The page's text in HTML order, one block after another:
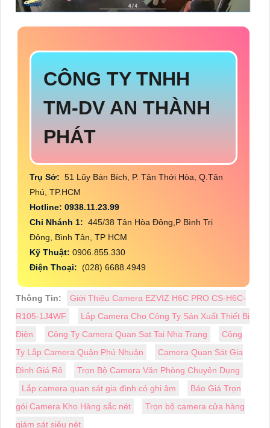
CÔNG TY TNHH
TM-DV AN THÀNH
PHÁT
Trụ Sở: 51 Lũy Bán Bích, P. Tân Thới Hòa, Q.Tân
Phú, TP.HCM
Hotline: 0938.11.23.99
Chi Nhánh 1: 445/38 Tân Hòa Đông,P Bình Trị
Đông, Bình Tân, TP HCM
Kỹ Thuật: 0906.855.330
Điện Thoại: (028) 6688.4949
Thông Tin:
Giới Thiệu Camera EZVIZ H6C PRO CS-H6C-
R105-1J4WF
Lắp Camera Cho Công Ty Sản Xuất Thiết Bị
Điện
Công Ty Camera Quan Sat Tai Nha Trang
Công
Ty Lắp Camera Quận Phú Nhuận
Camera Quan Sát Gia
Đình Giá Rẻ
Trọn Bộ Camera Văn Phòng Chuyên Dụng
Lắp camera quan sát gia đình có ghi âm
Báo Giá Trọn
gói Camera Kho Hàng sắc nét
Trọn bộ camera cửa hàng
giám sát siêu nét